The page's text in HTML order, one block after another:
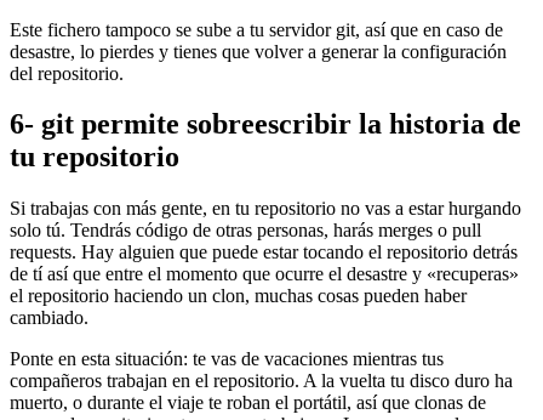
Este fichero tampoco se sube a tu servidor git, así que en caso de
desastre, lo pierdes y tienes que volver a generar la configuración
del repositorio.
6- git permite sobreescribir la historia de
tu repositorio
Si trabajas con más gente, en tu repositorio no vas a estar hurgando
solo tú. Tendrás código de otras personas, harás merges o pull
requests. Hay alguien que puede estar tocando el repositorio detrás
de tí así que entre el momento que ocurre el desastre y «recuperas»
el repositorio haciendo un clon, muchas cosas pueden haber
cambiado.
Ponte en esta situación: te vas de vacaciones mientras tus
compañeros trabajan en el repositorio. A la vuelta tu disco duro ha
muerto, o durante el viaje te roban el portátil, así que clonas de